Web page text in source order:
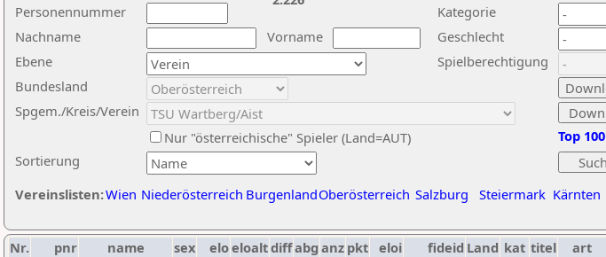
Nachname
Vorname
Ebene
Kategorie
Sortierung
Personennummer
Bundesland
Spgem./Kreis/Verein
Geschlecht
Nur "österreichische" Spieler (Land=AUT)
Spielberechtigung
Vereinslisten:Wien Niederösterreich BurgenlandOberösterreich Salzburg Steiermark Kärnten
Top 100
Nr. pnr name sex eloeloaltdiffabg anz pkt eloi fideid Land kat titel art